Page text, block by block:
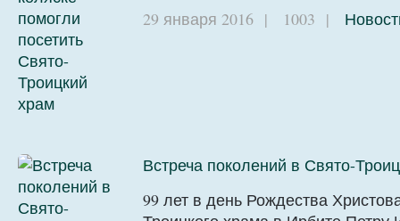
29 января 2016 | 1003 |
Встреча поколений в Свято-
99 лет в день Рождества